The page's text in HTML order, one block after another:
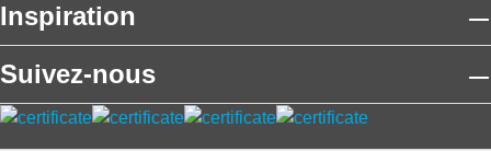
Inspiration
Suivez-nous